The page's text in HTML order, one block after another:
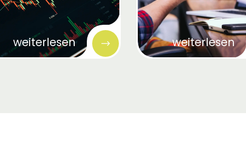
weiterlesen weiterlesen